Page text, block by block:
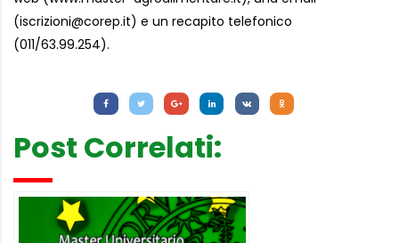
(iscrizioni@corep.it) e un recapito telefonico
(011/63.99.254).
Post Correlati: